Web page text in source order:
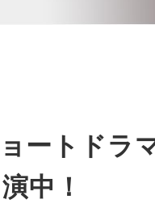
ートドラ
中！